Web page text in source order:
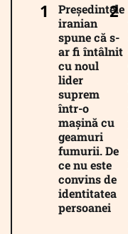
Președintele
iranian
spune că s-
ar fi întâlnit
cu noul
lider
suprem
într-o
mașină cu
geamuri
fumurii. De
ce nu este
convins de
identitatea
persoanei